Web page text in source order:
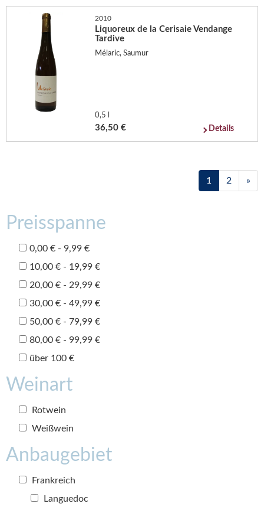
2010
Liquoreux de la Cerisaie Vendange
Tardive
Mélaric, Saumur
0,5 l
36,50 € Details
1 2 »
Preisspanne
0,00 € - 9,99 €
10,00 € - 19,99 €
20,00 € - 29,99 €
30,00 € - 49,99 €
50,00 € - 79,99 €
80,00 € - 99,99 €
über 100 €
Weinart
Rotwein
Weißwein
Anbaugebiet
Frankreich
Languedoc